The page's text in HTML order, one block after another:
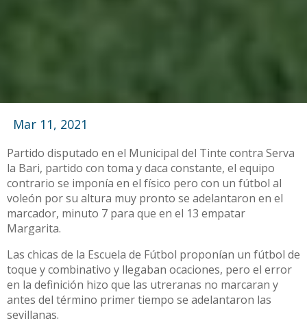
Mar 11, 2021
Partido disputado en el Municipal del Tinte contra Serva
la Bari, partido con toma y daca constante, el equipo
contrario se imponía en el físico pero con un fútbol al
voleón por su altura muy pronto se adelantaron en el
marcador, minuto 7 para que en el 13 empatar
Margarita.
Las chicas de la Escuela de Fútbol proponían un fútbol de
toque y combinativo y llegaban ocaciones, pero el error
en la definición hizo que las utreranas no marcaran y
antes del término primer tiempo se adelantaron las
sevillanas.